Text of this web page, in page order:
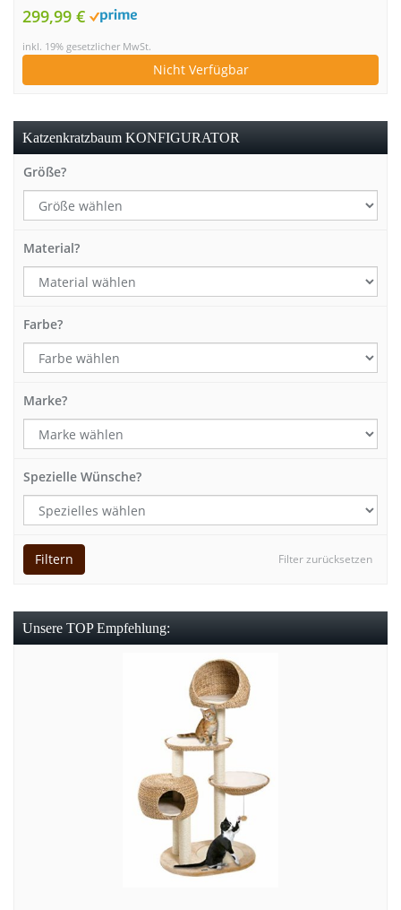
299,99 €
inkl. 19% gesetzlicher MwSt.
Nicht Verfügbar
Katzenkratzbaum KONFIGURATOR
Größe?
Material?
Farbe?
Marke?
Spezielle Wünsche?
Filter zurücksetzen
Filtern
Unsere TOP Empfehlung: